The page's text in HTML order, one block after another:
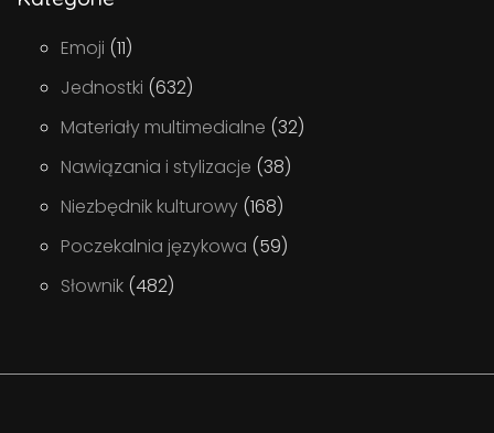
Emoji (11)
Jednostki (632)
Materiały multimedialne (32)
Nawiązania i stylizacje (38)
Niezbędnik kulturowy (168)
Poczekalnia językowa (59)
Słownik (482)